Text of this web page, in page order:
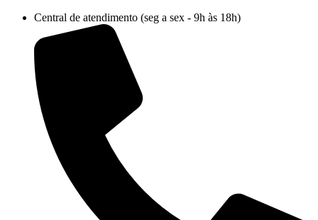
conteúdo
Central de atendimento (seg a sex - 9h às 18h)